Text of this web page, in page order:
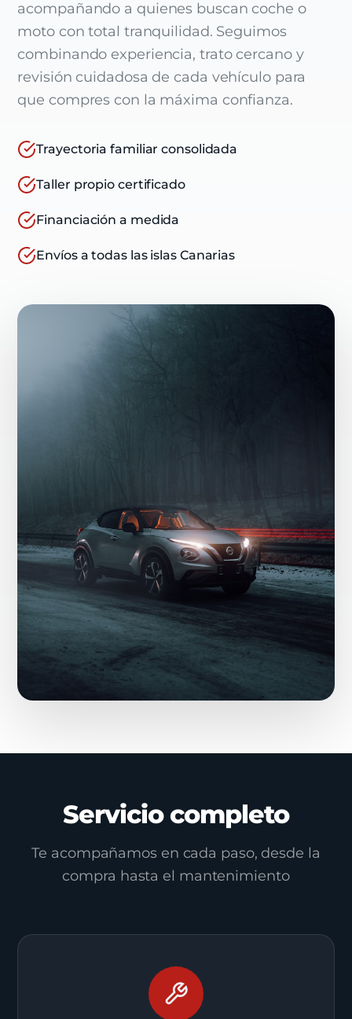
acompañando a quienes buscan coche o
moto con total tranquilidad. Seguimos
combinando experiencia, trato cercano y
revisión cuidadosa de cada vehículo para
que compres con la máxima confianza.
Trayectoria familiar consolidada
Taller propio certificado
Financiación a medida
Envíos a todas las islas Canarias
Servicio completo
Te acompañamos en cada paso, desde la
compra hasta el mantenimiento